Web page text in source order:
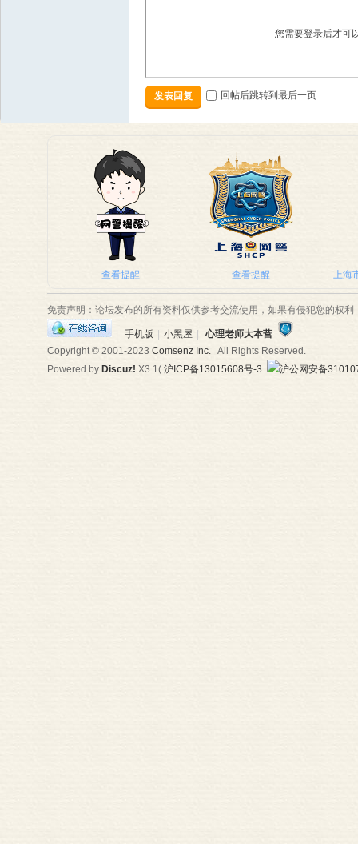
您需要登录后才可
发表回复 回帖后跳转到最后一页
查看提醒 查看提醒 上海
免责声明：论坛发布的所有资料仅供参考交流使用，如果有侵犯您的权
手机版 小黑屋
心理老师大本营
Copyright © 2001-2023 Comsenz Inc.All Rights Reserved.
Powered by Discuz! X3.1( 沪ICP备13015608号-3 沪公网安备